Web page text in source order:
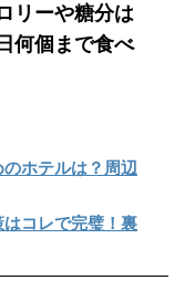
リーや糖分は
何個まで食べ
ホテルは？周辺
コレで完璧！裏